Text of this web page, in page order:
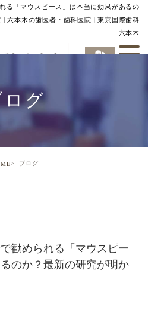
る「マウスピース」は本当に効果があるの
六本木の歯医者・歯科医院 | 東京国際歯科
六本木
ログ
ブログ
勧められる「マウスピー
のか？最新の研究が明か